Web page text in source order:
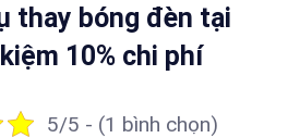
thay bóng đèn tại
10% chi phí
5/5 - (1 bình chọn)